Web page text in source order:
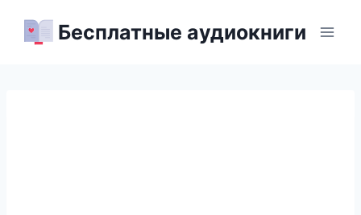
Бесплатные аудиокниги